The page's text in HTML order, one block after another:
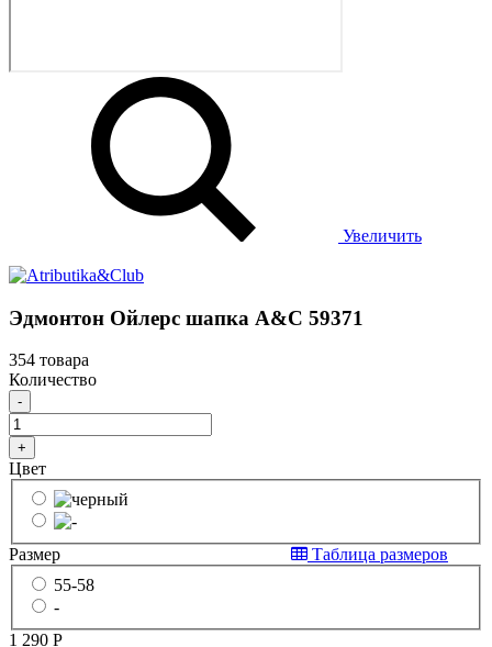
Увеличить
Эдмонтон Ойлерс шапка A&C 59371
354 товара
Количество
-
+
Цвет
Размер
Таблица размеров
55-58
-
1 290 Р